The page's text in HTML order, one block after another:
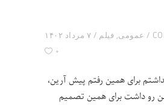
۷ مرداد ۱۴۰۲ عمومی, فیلم
۰
برای همین رفتم پیش آرین،
رو داشت برای همین تصمیم